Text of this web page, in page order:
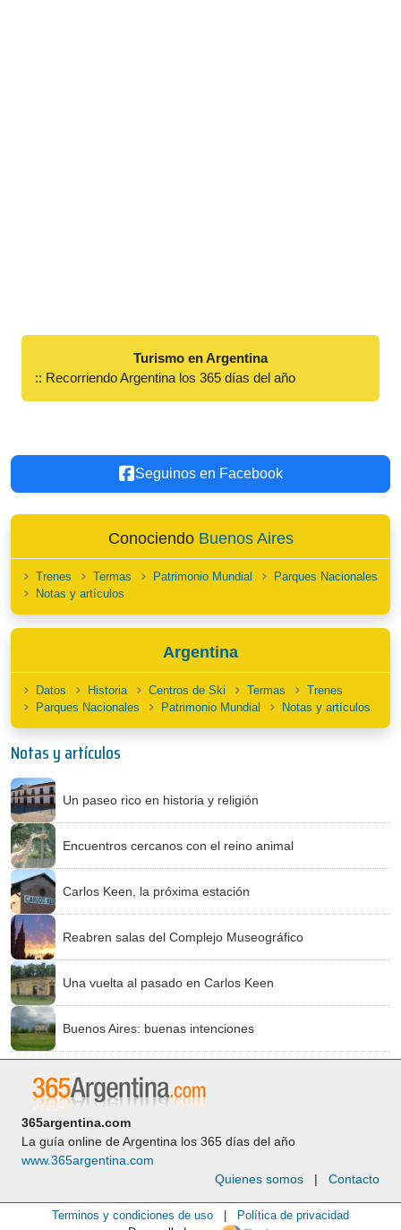
Turismo en Argentina
:: Recorriendo Argentina los 365 días del año
Seguinos en Facebook
Conociendo Buenos Aires
Trenes Termas Patrimonio Mundial
Parques Nacionales
Notas y artículos
Argentina
Datos Historia Centros de Ski Termas
Trenes
Parques Nacionales
Patrimonio Mundial Notas y artículos
Notas y artículos
Un paseo rico en historia y religión
Encuentros cercanos con el reino animal
Carlos Keen, la próxima estación
Reabren salas del Complejo Museográfico
Una vuelta al pasado en Carlos Keen
Buenos Aires: buenas intenciones
365argentina.com
La guía online de Argentina los 365 días del año
www.365argentina.com
Quienes somos | Contacto
Terminos y condiciones de uso
Política de privacidad